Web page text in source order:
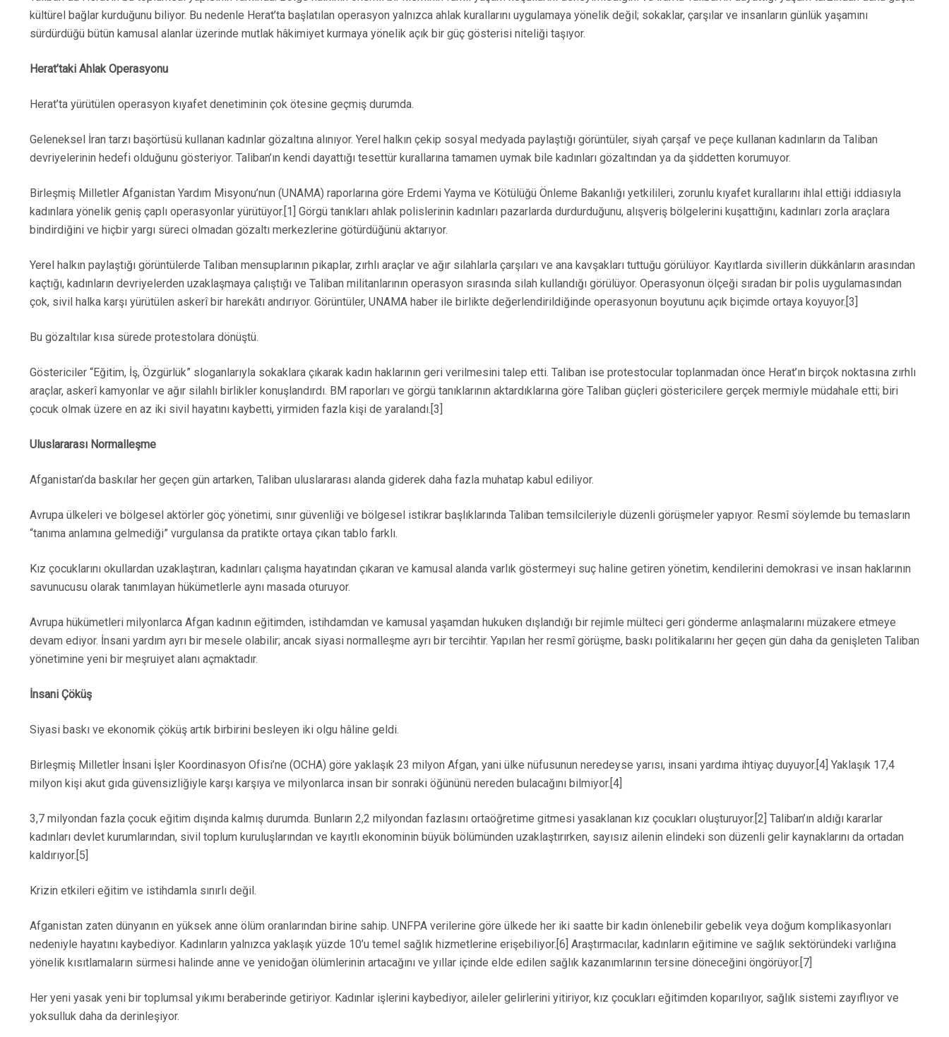
kültürel bağlar kurduğunu biliyor. Bu nedenle Herat’ta başlatılan operasyon yalnızca ahlak kurallarını uygulamaya yönelik değil; sokaklar, çarşılar ve insanların günlük yaşamını
sürdürdüğü bütün kamusal alanlar üzerinde mutlak hâkimiyet kurmaya yönelik açık bir güç gösterisi niteliği taşıyor.
Herat’taki Ahlak Operasyonu
Herat’ta yürütülen operasyon kıyafet denetiminin çok ötesine geçmiş durumda.
Geleneksel İran tarzı başörtüsü kullanan kadınlar gözaltına alınıyor. Yerel halkın çekip sosyal medyada paylaştığı görüntüler, siyah çarşaf ve peçe kullanan kadınların da Taliban
devriyelerinin hedefi olduğunu gösteriyor. Taliban’ın kendi dayattığı tesettür kurallarına tamamen uymak bile kadınları gözaltından ya da şiddetten korumuyor.
Birleşmiş Milletler Afganistan Yardım Misyonu’nun (UNAMA) raporlarına göre Erdemi Yayma ve Kötülüğü Önleme Bakanlığı yetkilileri, zorunlu kıyafet kurallarını ihlal ettiği iddiasıyla
kadınlara yönelik geniş çaplı operasyonlar yürütüyor.[1] Görgü tanıkları ahlak polislerinin kadınları pazarlarda durdurduğunu, alışveriş bölgelerini kuşattığını, kadınları zorla araçlara
bindirdiğini ve hiçbir yargı süreci olmadan gözaltı merkezlerine götürdüğünü aktarıyor.
Yerel halkın paylaştığı görüntülerde Taliban mensuplarının pikaplar, zırhlı araçlar ve ağır silahlarla çarşıları ve ana kavşakları tuttuğu görülüyor. Kayıtlarda sivillerin dükkânların arasından
kaçtığı, kadınların devriyelerden uzaklaşmaya çalıştığı ve Taliban militanlarının operasyon sırasında silah kullandığı görülüyor. Operasyonun ölçeği sıradan bir polis uygulamasından
çok, sivil halka karşı yürütülen askerî bir harekâtı andırıyor. Görüntüler, UNAMA haber ile birlikte değerlendirildiğinde operasyonun boyutunu açık biçimde ortaya koyuyor.[3]
Bu gözaltılar kısa sürede protestolara dönüştü.
Göstericiler “Eğitim, İş, Özgürlük” sloganlarıyla sokaklara çıkarak kadın haklarının geri verilmesini talep etti. Taliban ise protestocular toplanmadan önce Herat’ın birçok noktasına zırhlı
araçlar, askerî kamyonlar ve ağır silahlı birlikler konuşlandırdı. BM raporları ve görgü tanıklarının aktardıklarına göre Taliban güçleri göstericilere gerçek mermiyle müdahale etti; biri
çocuk olmak üzere en az iki sivil hayatını kaybetti, yirmiden fazla kişi de yaralandı.[3]
Uluslararası Normalleşme
Afganistan’da baskılar her geçen gün artarken, Taliban uluslararası alanda giderek daha fazla muhatap kabul ediliyor.
Avrupa ülkeleri ve bölgesel aktörler göç yönetimi, sınır güvenliği ve bölgesel istikrar başlıklarında Taliban temsilcileriyle düzenli görüşmeler yapıyor. Resmî söylemde bu temasların
“tanıma anlamına gelmediği” vurgulansa da pratikte ortaya çıkan tablo farklı.
Kız çocuklarını okullardan uzaklaştıran, kadınları çalışma hayatından çıkaran ve kamusal alanda varlık göstermeyi suç haline getiren yönetim, kendilerini demokrasi ve insan haklarının
savunucusu olarak tanımlayan hükümetlerle aynı masada oturuyor.
Avrupa hükümetleri milyonlarca Afgan kadının eğitimden, istihdamdan ve kamusal yaşamdan hukuken dışlandığı bir rejimle mülteci geri gönderme anlaşmalarını müzakere etmeye
devam ediyor. İnsani yardım ayrı bir mesele olabilir; ancak siyasi normalleşme ayrı bir tercihtir. Yapılan her resmî görüşme, baskı politikalarını her geçen gün daha da genişleten Taliban
yönetimine yeni bir meşruiyet alanı açmaktadır.
İnsani Çöküş
Siyasi baskı ve ekonomik çöküş artık birbirini besleyen iki olgu hâline geldi.
Birleşmiş Milletler İnsani İşler Koordinasyon Ofisi’ne (OCHA) göre yaklaşık 23 milyon Afgan, yani ülke nüfusunun neredeyse yarısı, insani yardıma ihtiyaç duyuyor.[4] Yaklaşık 17,4
milyon kişi akut gıda güvensizliğiyle karşı karşıya ve milyonlarca insan bir sonraki öğününü nereden bulacağını bilmiyor.[4]
3,7 milyondan fazla çocuk eğitim dışında kalmış durumda. Bunların 2,2 milyondan fazlasını ortaöğretime gitmesi yasaklanan kız çocukları oluşturuyor.[2] Taliban’ın aldığı kararlar
kadınları devlet kurumlarından, sivil toplum kuruluşlarından ve kayıtlı ekonominin büyük bölümünden uzaklaştırırken, sayısız ailenin elindeki son düzenli gelir kaynaklarını da ortadan
kaldırıyor.[5]
Krizin etkileri eğitim ve istihdamla sınırlı değil.
Afganistan zaten dünyanın en yüksek anne ölüm oranlarından birine sahip. UNFPA verilerine göre ülkede her iki saatte bir kadın önlenebilir gebelik veya doğum komplikasyonları
nedeniyle hayatını kaybediyor. Kadınların yalnızca yaklaşık yüzde 10’u temel sağlık hizmetlerine erişebiliyor.[6] Araştırmacılar, kadınların eğitimine ve sağlık sektöründeki varlığına
yönelik kısıtlamaların sürmesi halinde anne ve yenidoğan ölümlerinin artacağını ve yıllar içinde elde edilen sağlık kazanımlarının tersine döneceğini öngörüyor.[7]
Her yeni yasak yeni bir toplumsal yıkımı beraberinde getiriyor. Kadınlar işlerini kaybediyor, aileler gelirlerini yitiriyor, kız çocukları eğitimden koparılıyor, sağlık sistemi zayıflıyor ve
yoksulluk daha da derinleşiyor.